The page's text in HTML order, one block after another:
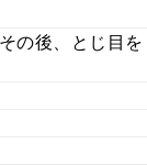
の後、とじ目を